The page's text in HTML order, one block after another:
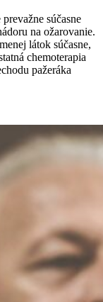
súčasne
na ožarovanie.
látok súčasne,
chemoterapia
pažeráka